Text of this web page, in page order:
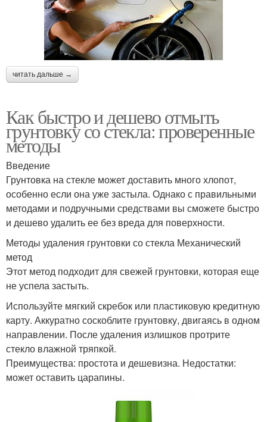
читать дальше →
Как быстро и дешево отмыть
грунтовку со стекла: проверенные
методы
Введение
Грунтовка на стекле может доставить много хлопот,
особенно если она уже застыла. Однако с правильными
методами и подручными средствами вы сможете быстро
и дешево удалить ее без вреда для поверхности.
Методы удаления грунтовки со стекла Механический
метод
Этот метод подходит для свежей грунтовки, которая еще
не успела застыть.
Используйте мягкий скребок или пластиковую кредитную
карту. Аккуратно соскоблите грунтовку, двигаясь в одном
направлении. После удаления излишков протрите
стекло влажной тряпкой.
Преимущества: простота и дешевизна. Недостатки:
может оставить царапины.